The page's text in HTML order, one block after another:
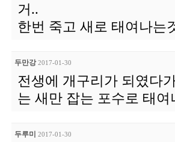
거..
한번 죽고 새로 태여나는
두만강 2017-01-30
전생에 개구리가 되였다
는 새만 잡는 포수로 태여
두루미 2017-01-30